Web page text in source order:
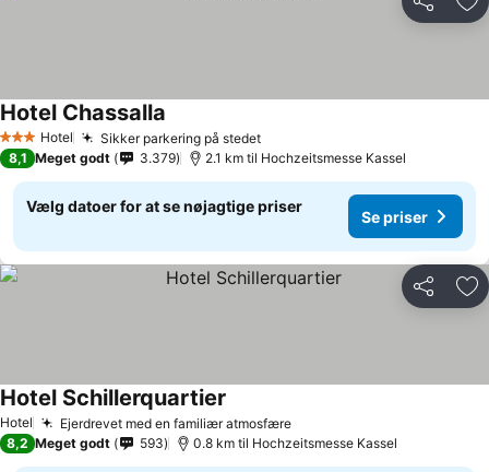
Del
3 StjernerHotel Sikker parkering på stedet
Hotel Chassalla
8,1 Meget godt 3.379 2.1 km til Hochzeitsmesse Kassel
Vælg datoer for at se nøjagtige priser
Se priser
Del
Hotel Ejerdrevet med en familiær atmosfære
Hotel Schillerquartier
8,2 Meget godt 593 0.8 km til Hochzeitsmesse Kassel